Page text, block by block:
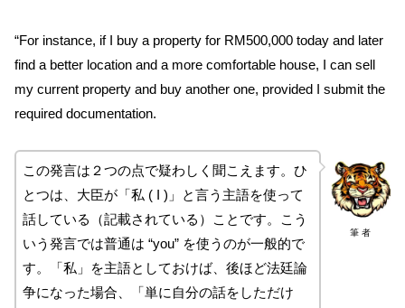
“For instance, if I buy a property for RM500,000 today and later
find a better location and a more comfortable house, I can sell
my current property and buy another one, provided I submit the
required documentation.
筆 者
この発言は２つの点で疑わしく聞こえます。ひ
とつは、大臣が「私 ( I )」と言う主語を使って
話している（記載されている）ことです。こう
いう発言では普通は “you” を使うのが一般的で
す。「私」を主語としておけば、後ほど法廷論
争になった場合、「単に自分の話をしただけ